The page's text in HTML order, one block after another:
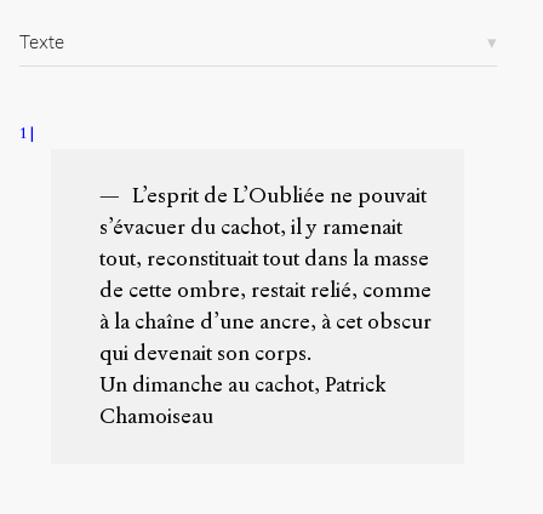
1
2
Copier la
Chicago
Copier la
référence
Creative
Commons
Texte
1
L’esprit de L’Oubliée ne pouvait
s’évacuer du cachot, il y ramenait
tout, reconstituait tout dans la masse
de cette ombre, restait relié, comme
à la chaîne d’une ancre, à cet obscur
qui devenait son corps.
Un dimanche au cachot, Patrick
Chamoiseau